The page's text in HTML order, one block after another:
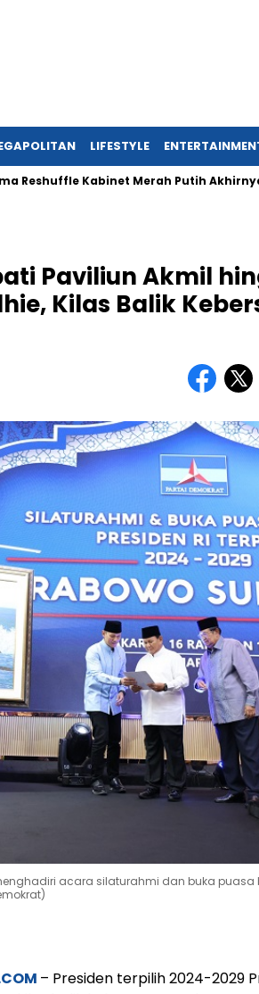
LIFESTYLE
Kabinet Merah Putih Akhirnya
Paviliun Akmil
Kilas Balik
acara silaturahmi dan buka puasa
– Presiden terpilih 2024-2029